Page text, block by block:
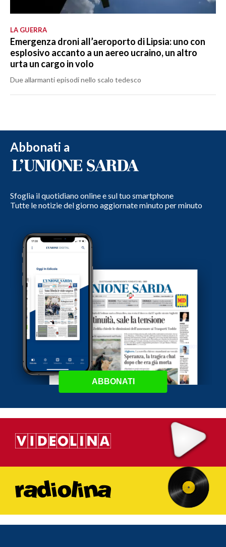
LA GUERRA
Emergenza droni all’aeroporto di Lipsia: uno con
esplosivo accanto a un aereo ucraino, un altro
urta un cargo in volo
Due allarmanti episodi nello scalo tedesco
Abbonati a
Sfoglia il quotidiano online e sul tuo smartphone
Tutte le notizie del giorno aggiornate minuto per minuto
ABBONATI